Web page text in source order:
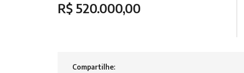
R$ 520.000,00
Compartilhe: